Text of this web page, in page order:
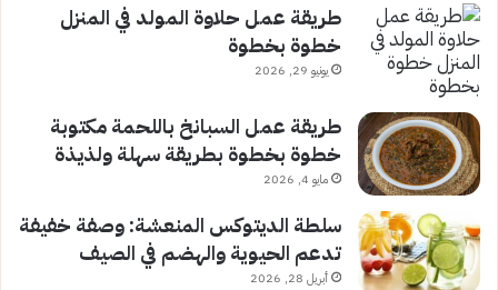
طريقة عمل حلاوة المولد في المنزل
خطوة بخطوة
يونيو 29, 2026
طريقة عمل السبانخ باللحمة مكتوبة
خطوة بخطوة بطريقة سهلة ولذيذة
مايو 4, 2026
سلطة الديتوكس المنعشة: وصفة خفيفة
تدعم الحيوية والهضم في الصيف
أبريل 28, 2026